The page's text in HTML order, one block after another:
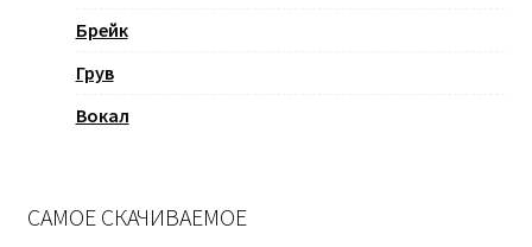
Брейк
Грув
Вокал
САМОЕ СКАЧИВАЕМОЕ